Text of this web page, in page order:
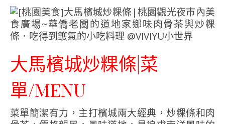
大馬檳城炒粿條|菜
單/MENU
菜單簡潔有力，主打檳城兩大經典，炒粿條和肉